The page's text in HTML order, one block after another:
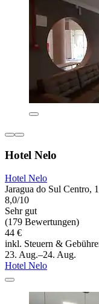
Hotel Nelo
Hotel Nelo
Jaragua do Sul Centro,
8,0/10
Sehr gut
(179 Bewertungen)
44 €
inkl. Steuern &
23. Aug.–24. Aug.
Hotel Nelo